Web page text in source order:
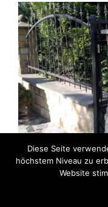
Diese Seite
höchstem Niveau zu
Website